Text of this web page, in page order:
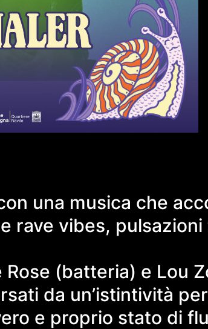
una musica che
rave vibes,
(batteria) e Lou
da un’istintività
e proprio stato di